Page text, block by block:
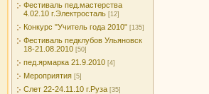
Фестиваль пед.мастерства
4.02.10 г.Электросталь [12]
Конкурс "Учитель года 2010" [135]
Фестиваль педклубов Ульяновск
18-21.08.2010 [50]
пед.ярмарка 21.9.2010 [4]
Мероприятия [5]
Слет 22-24.11.10 г.Руза [35]